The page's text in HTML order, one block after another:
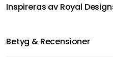
Inspireras av Royal
Betyg & Recensioner